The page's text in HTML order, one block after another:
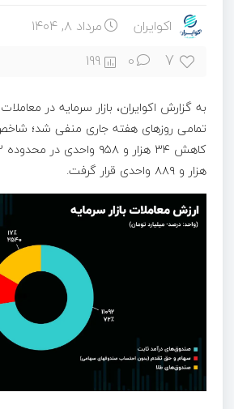
اکوایران مرداد ۸, ۱۴۰۴
7
0
199
به گزارش اکوایران، بازار سرمایه در
تمامی روزهای هفته جاری منفی شد؛
هزار و ۸۸۹ واحدی قرار گرفت.